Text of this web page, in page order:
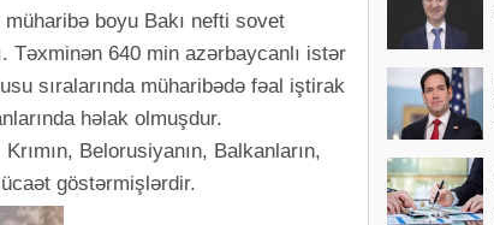
boyu Bakı nefti sovet
Təxminən 640 min azərbaycanlı istər
sıralarında müharibədə fəal iştirak
həlak olmuşdur.
Belorusiyanın, Balkanların,
göstərmişlərdir.